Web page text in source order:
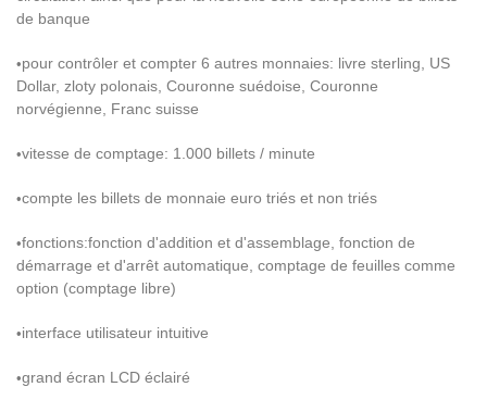
de banque
•pour contrôler et compter 6 autres monnaies: livre sterling, US
Dollar, zloty polonais, Couronne suédoise, Couronne
norvégienne, Franc suisse
•vitesse de comptage: 1.000 billets / minute
•compte les billets de monnaie euro triés et non triés
•fonctions:fonction d'addition et d'assemblage, fonction de
démarrage et d'arrêt automatique, comptage de feuilles comme
option (comptage libre)
•interface utilisateur intuitive
•grand écran LCD éclairé